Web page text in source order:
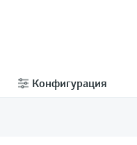
Конфигурация